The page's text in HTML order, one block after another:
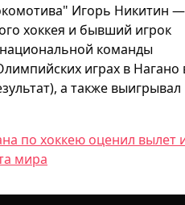
Игорь Никитин —
хоккея и бывший игрок
национальной команды
играх в Нагано
а также выигрывал
по хоккею оценил вылет
мира